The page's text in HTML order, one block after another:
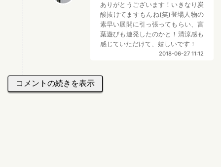
ありがとうございます！いきなり炭
酸抜けてますもんね(笑)登場人物の
素早い展開に引っ張ってもらい、言
葉遊びも連発したのかと！清涼感も
感じていただけて、嬉しいです！
2018-06-27 11:12
コメントの続きを表示